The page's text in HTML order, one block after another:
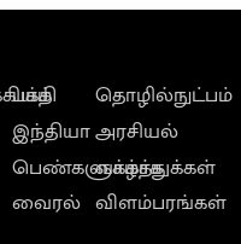
பக்தி
இந்தியா
பெண்களுக்காக
வைரல்
தொழில்நுட்பம்
அரசியல்
வாழ்த்துக்கள்
விளம்பரங்கள்